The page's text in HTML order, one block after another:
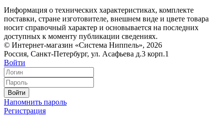
Информация о технических характеристиках, комплекте
поставки, стране изготовителе, внешнем виде и цвете товара
носит справочный характер и основывается на последних
доступных к моменту публикации сведениях.
© Интернет-магазин «Система Ниппель», 2026
Россия, Санкт-Петербург, ул. Асафьева д.3 корп.1
Войти
Войти
Напомнить пароль
Регистрация